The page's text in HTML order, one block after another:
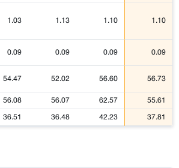
1.03 1.13 1.10 1.10
0.09 0.09 0.09 0.09
54.47 52.02 56.60 56.73
56.08 56.07 62.57 55.61
36.51 36.48 42.23 37.81